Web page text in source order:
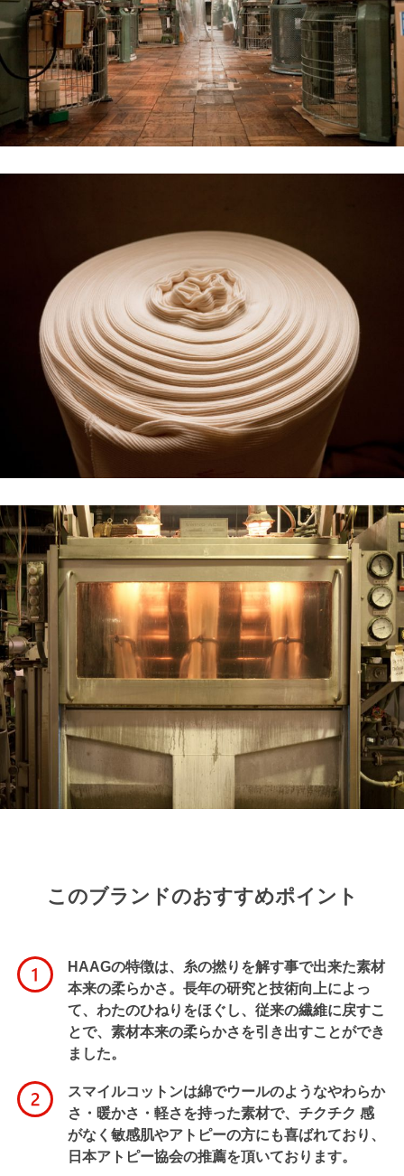
このブランドのおすすめポイント
HAAGの特徴は、糸の撚りを解す事で出来た素材
本来の柔らかさ。長年の研究と技術向上によっ
て、わたのひねりをほぐし、従来の繊維に戻すこ
とで、素材本来の柔らかさを引き出すことができ
ました。
スマイルコットンは綿でウールのようなやわらか
さ・暖かさ・軽さを持った素材で、チクチク 感
がなく敏感肌やアトピーの方にも喜ばれており、
日本アトピー協会の推薦を頂いております。